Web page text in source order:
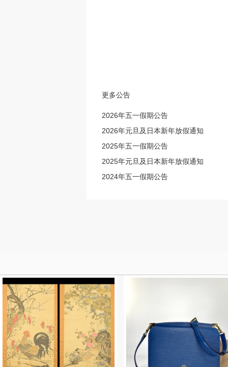
更多公告
2026年五一假期公告
2026年元旦及日本新年放假通知
2025年五一假期公告
2025年元旦及日本新年放假通知
2024年五一假期公告